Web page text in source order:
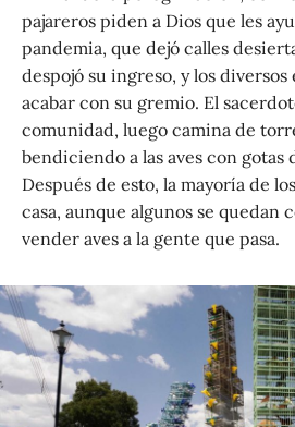
pajareros piden a Dios que les
pandemia, que dejó calles
despojó su ingreso, y los diversos
acabar con su gremio. El
comunidad, luego camina de
bendiciendo a las aves con gotas
Después de esto, la mayoría de
casa, aunque algunos se quedan
vender aves a la gente que pasa.